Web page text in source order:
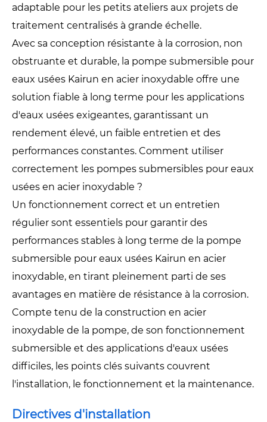
adaptable pour les petits ateliers aux projets de
traitement centralisés à grande échelle.
Avec sa conception résistante à la corrosion, non
obstruante et durable, la pompe submersible pour
eaux usées Kairun en acier inoxydable offre une
solution fiable à long terme pour les applications
d'eaux usées exigeantes, garantissant un
rendement élevé, un faible entretien et des
performances constantes. Comment utiliser
correctement les pompes submersibles pour eaux
usées en acier inoxydable ?
Un fonctionnement correct et un entretien
régulier sont essentiels pour garantir des
performances stables à long terme de la pompe
submersible pour eaux usées Kairun en acier
inoxydable, en tirant pleinement parti de ses
avantages en matière de résistance à la corrosion.
Compte tenu de la construction en acier
inoxydable de la pompe, de son fonctionnement
submersible et des applications d'eaux usées
difficiles, les points clés suivants couvrent
l'installation, le fonctionnement et la maintenance.
Directives d'installation